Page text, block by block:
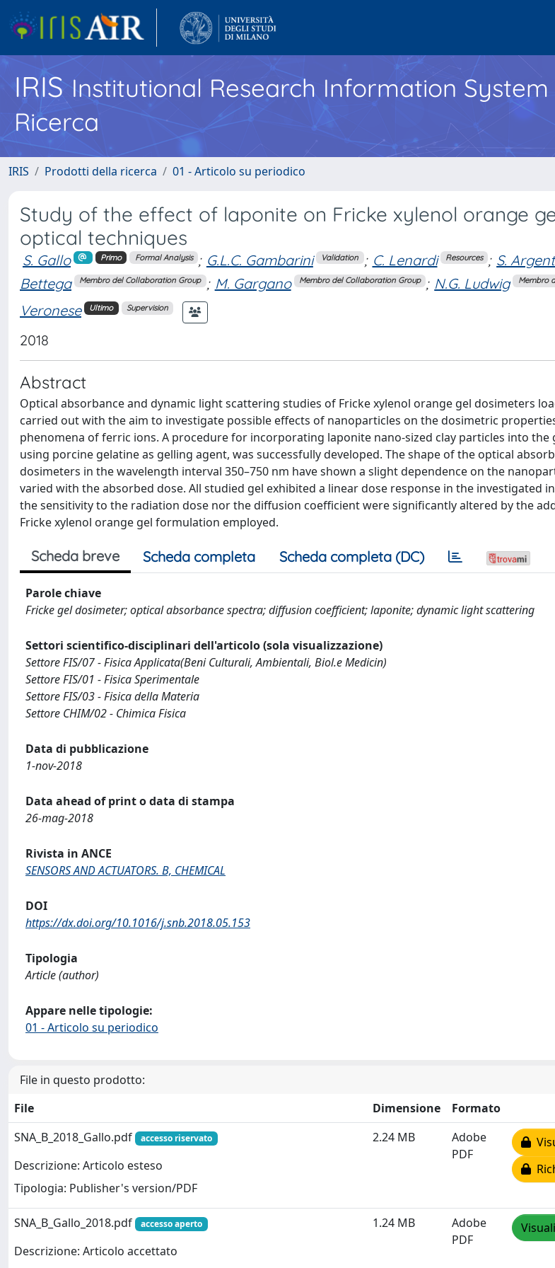
IRISInstitutional Research Information System
Ricerca
IRIS Prodotti della ricerca 01 - Articolo su periodico
Study of the effect of laponite on Fricke xylenol orange
optical techniques
S. Gallo Primo Formal Analysis ; G.L.C. Gambarini Validation ; C. Lenardi Resources ; S.
Bettega
Membro del Collaboration Group ; M. Gargano Membro del Collaboration Group ; N.G. Ludwig Membro
Veronese
Ultimo Supervision
2018
Abstract
Optical absorbance and dynamic light scattering studies of Fricke xylenol orange gel dosimeters
carried out with the aim to investigate possible effects of nanoparticles on the dosimetric
phenomena of ferric ions. A procedure for incorporating laponite nano-sized clay particles into the
using porcine gelatine as gelling agent, was successfully developed. The shape of the optical
dosimeters in the wavelength interval 350–750 nm have shown a slight dependence on the
varied with the absorbed dose. All studied gel exhibited a linear dose response in the investigated
the sensitivity to the radiation dose nor the diffusion coefficient were significantly altered by the
Fricke xylenol orange gel formulation employed.
Scheda breve Scheda completa Scheda completa (DC)
Parole chiave
Fricke gel dosimeter; optical absorbance spectra; diffusion coefficient; laponite; dynamic light scattering
Settori scientifico-disciplinari dell'articolo (sola visualizzazione)
Settore FIS/07 - Fisica Applicata(Beni Culturali, Ambientali, Biol.e Medicin)
Settore FIS/01 - Fisica Sperimentale
Settore FIS/03 - Fisica della Materia
Settore CHIM/02 - Chimica Fisica
Data di pubblicazione
1-nov-2018
Data ahead of print o data di stampa
26-mag-2018
Rivista in ANCE
SENSORS AND ACTUATORS. B, CHEMICAL
DOI
https://dx.doi.org/10.1016/j.snb.2018.05.153
Tipologia
Article (author)
Appare nelle tipologie:
01 - Articolo su periodico
File in questo prodotto:
File
Dimensione
Formato
SNA_B_2018_Gallo.pdf
accesso riservato
Descrizione: Articolo esteso
Tipologia: Publisher's version/PDF
2.24 MB
Adobe
PDF
SNA_B_Gallo_2018.pdf accesso aperto
Descrizione: Articolo accettato
1.24 MB
Adobe
PDF